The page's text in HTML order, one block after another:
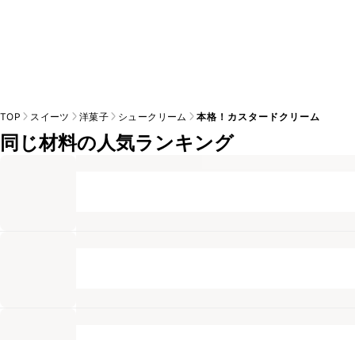
TOP スイーツ 洋菓子 シュークリーム 本格！カスタードクリーム
同じ材料の人気ランキング